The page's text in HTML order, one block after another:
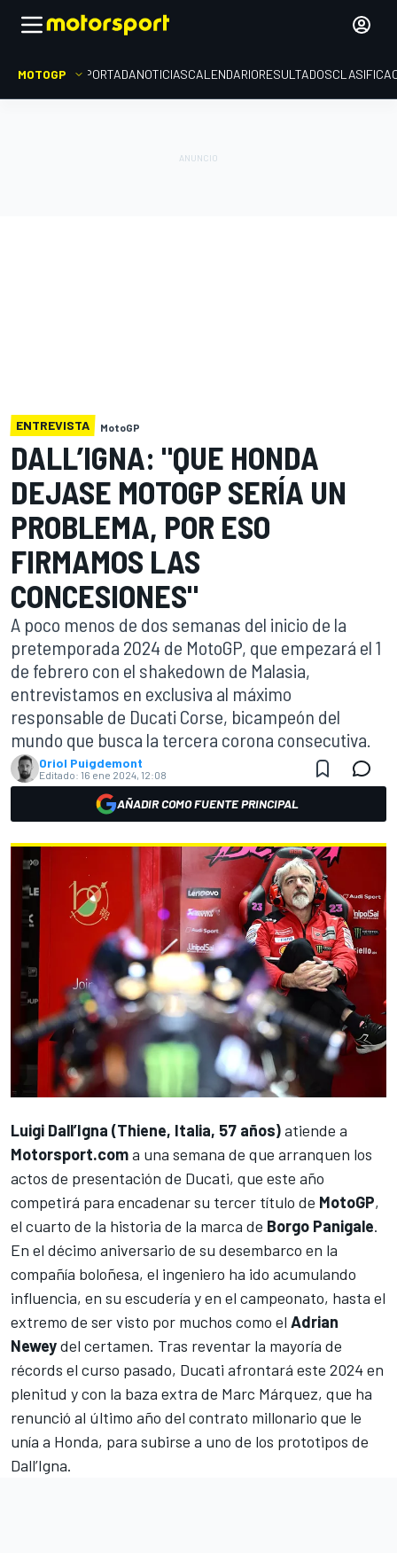
MOTOGP PORTADANOTICIASCALENDARIORESULTADOS
ENTREVISTA MotoGP
DALL’IGNA: "QUE HONDA
DEJASE MOTOGP SERÍA UN
PROBLEMA, POR ESO
FIRMAMOS LAS
CONCESIONES"
A poco menos de dos semanas del inicio de la
pretemporada 2024 de MotoGP, que empezará el 1
de febrero con el shakedown de Malasia,
entrevistamos en exclusiva al máximo
responsable de Ducati Corse, bicampeón del
mundo que busca la tercera corona consecutiva.
Oriol Puigdemont
Editado: 16 ene 2024, 12:08
AÑADIR COMO FUENTE PRINCIPAL
Luigi Dall’Igna (Thiene, Italia, 57 años)atiende a
Motorsport.coma una semana de que arranquen los
actos de presentación de Ducati, que este año
competirá para encadenar su tercer título de MotoGP,
el cuarto de la historia de la marca de Borgo Panigale.
En el décimo aniversario de su desembarco en la
compañía boloñesa, el ingeniero ha ido acumulando
influencia, en su escudería y en el campeonato, hasta el
extremo de ser visto por muchos como el Adrian
Neweydel certamen. Tras reventar la mayoría de
récords el curso pasado, Ducati afrontará este 2024 en
plenitud y con la baza extra de Marc Márquez, que ha
renunció al último año del contrato millonario que le
unía a Honda, para subirse a uno de los prototipos de
Dall’Igna.